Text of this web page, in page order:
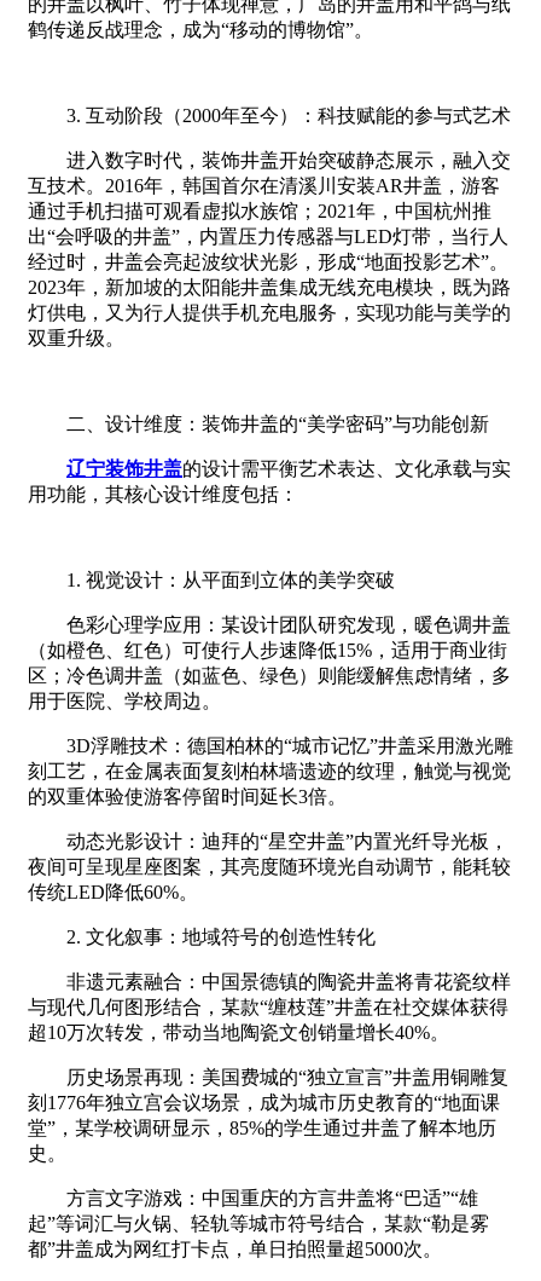
的井盖以枫叶、竹子体现禅意，广岛的井盖用和平鸽与纸
鹤传递反战理念，成为“移动的博物馆”。
3. 互动阶段（2000年至今）：科技赋能的参与式艺术
进入数字时代，装饰井盖开始突破静态展示，融入交
互技术。2016年，韩国首尔在清溪川安装AR井盖，游客
通过手机扫描可观看虚拟水族馆；2021年，中国杭州推
出“会呼吸的井盖”，内置压力传感器与LED灯带，当行人
经过时，井盖会亮起波纹状光影，形成“地面投影艺术”。
2023年，新加坡的太阳能井盖集成无线充电模块，既为路
灯供电，又为行人提供手机充电服务，实现功能与美学的
双重升级。
二、设计维度：装饰井盖的“美学密码”与功能创新
辽宁装饰井盖的设计需平衡艺术表达、文化承载与实
用功能，其核心设计维度包括：
1. 视觉设计：从平面到立体的美学突破
色彩心理学应用：某设计团队研究发现，暖色调井盖
（如橙色、红色）可使行人步速降低15%，适用于商业街
区；冷色调井盖（如蓝色、绿色）则能缓解焦虑情绪，多
用于医院、学校周边。
3D浮雕技术：德国柏林的“城市记忆”井盖采用激光雕
刻工艺，在金属表面复刻柏林墙遗迹的纹理，触觉与视觉
的双重体验使游客停留时间延长3倍。
动态光影设计：迪拜的“星空井盖”内置光纤导光板，
夜间可呈现星座图案，其亮度随环境光自动调节，能耗较
传统LED降低60%。
2. 文化叙事：地域符号的创造性转化
非遗元素融合：中国景德镇的陶瓷井盖将青花瓷纹样
与现代几何图形结合，某款“缠枝莲”井盖在社交媒体获得
超10万次转发，带动当地陶瓷文创销量增长40%。
历史场景再现：美国费城的“独立宣言”井盖用铜雕复
刻1776年独立宫会议场景，成为城市历史教育的“地面课
堂”，某学校调研显示，85%的学生通过井盖了解本地历
史。
方言文字游戏：中国重庆的方言井盖将“巴适”“雄
起”等词汇与火锅、轻轨等城市符号结合，某款“勒是雾
都”井盖成为网红打卡点，单日拍照量超5000次。